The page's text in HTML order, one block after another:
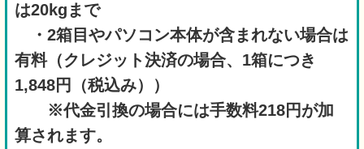
は20kgまで
・2箱目やパソコン本体が含まれない場合は
有料（クレジット決済の場合、1箱につき
1,848円（税込み））
※代金引換の場合には手数料218円が加
算されます。